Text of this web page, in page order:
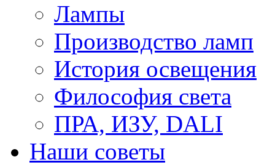
Лампы
Производство ламп
История освещения
Философия света
ПРА, ИЗУ, DALI
Наши советы